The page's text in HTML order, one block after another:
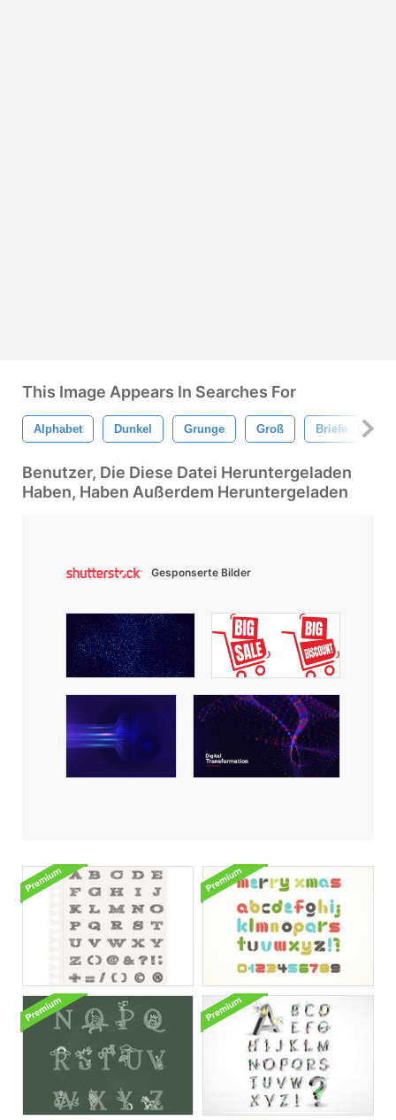
This Image Appears In Searches For
Alphabet Dunkel Grunge Groß Briefe
Benutzer, Die Diese Datei Heruntergeladen
Haben, Haben Außerdem Heruntergeladen
Gesponserte Bilder